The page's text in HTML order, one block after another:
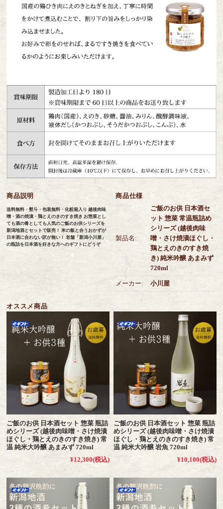
商品説明
送料無料・熨斗・包装無料・化粧箱入り 越後肉味
噌・酒の焼漬・鶏とえのきのすき焼き お惣菜とし
ても酒の肴としても人気のご飯のお供シリーズを
新潟地酒とセットで販売！ 米の飯と合うおかずが
日本酒に合わない訳が無い！ 老舗「新潟小川屋」
の瓶詰を日本酒を好きな方へのギフトにどうぞ
商品仕様
製品名:
ご飯のお供 日本酒セ
ット 惣菜 常温瓶詰め
シリーズ (越後肉味
噌・さけ焼漬ほぐし・
鶏とえのきのすき焼
き) 純米吟醸 あまみず
720ml
メーカー: 小川屋
オススメ商品
ご飯のお供 日本酒セット 惣菜 瓶詰
めシリーズ (越後肉味噌・さけ焼漬
ほぐし・鶏とえのきのすき焼き) 常
温 純米大吟醸 あまみず 720ml
¥12,300(税込)
ご飯のお供 日本酒セット 惣菜 瓶詰
めシリーズ (越後肉味噌・さけ焼漬
ほぐし・鶏とえのきのすき焼き) 常
温 純米大吟醸 岩魚 720ml
¥10,100(税込)